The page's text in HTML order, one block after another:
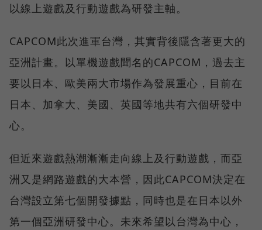
以線上遊戲及行動遊戲為研發主軸。
CAPCOM此次進軍台灣，其實背後隱含著更大的
亞洲計畫。以單機遊戲聞名的CAPCOM，過去主
要以日本、歐美兩大市場作為發展重心，目前在
日本、加拿大、美國、英國等地共有六個研發中
心。
但近來遊戲熱潮漸漸走向線上及行動遊戲，而亞
洲又是網路遊戲的大本營，因此CAPCOM決定在
台灣設立第七個開發據點，同時也是在日本以外
第一個亞洲研發中心。未來希望以台灣為中心，